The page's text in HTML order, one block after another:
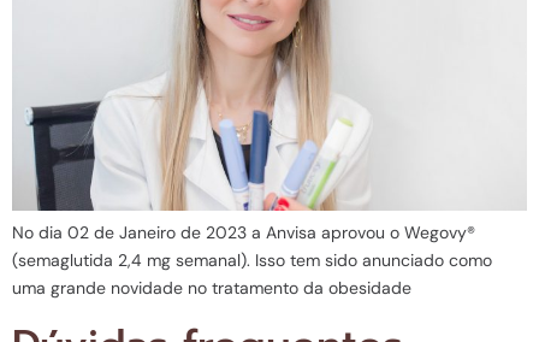
No dia 02 de Janeiro de 2023 a Anvisa aprovou o Wegovy®️
(semaglutida 2,4 mg semanal). Isso tem sido anunciado como
uma grande novidade no tratamento da obesidade